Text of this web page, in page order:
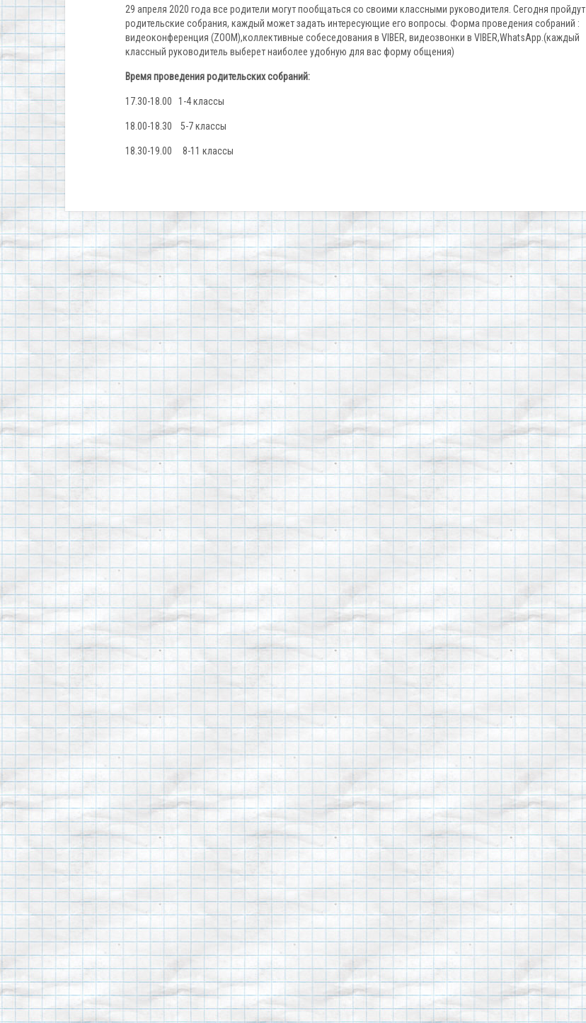
29 апреля 2020 года все родители могут пообщаться со своими классными руководителя. Сегодня пройдут
родительские собрания, каждый может задать интересующие его вопросы. Форма проведения собраний :
видеоконференция (ZOOM),коллективные собеседования в VIBER, видеозвонки в VIBER,WhatsApp.(каждый
классный руководитель выберет наиболее удобную для вас форму общения)
Время проведения родительских собраний:
17.30-18.00 1-4 классы
18.00-18.30 5-7 классы
18.30-19.00 8-11 классы